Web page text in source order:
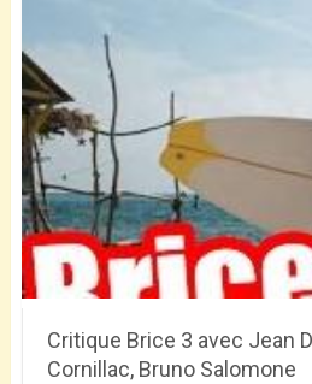
Critique Brice 3 avec Jean
Cornillac, Bruno Salomone